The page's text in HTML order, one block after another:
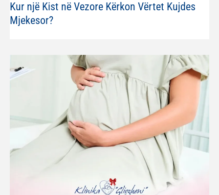
Kur një Kist në Vezore Kërkon Vërtet Kujdes
Mjekesor?